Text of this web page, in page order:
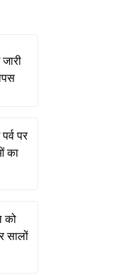
पर
का
को
सालों